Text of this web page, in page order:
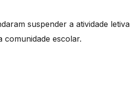
suspender a atividade letiva
comunidade escolar.